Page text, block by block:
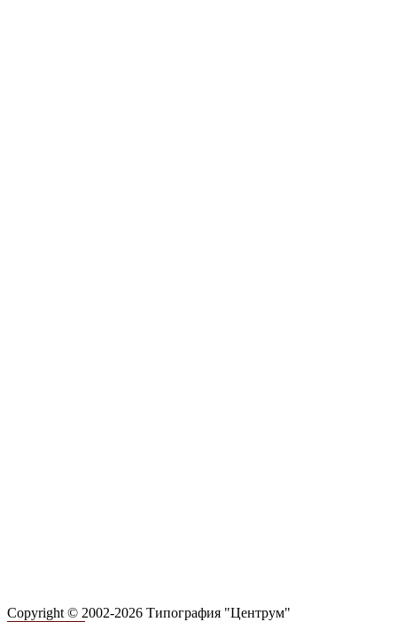
Copyright © 2002-2026 Типография "Центрум"